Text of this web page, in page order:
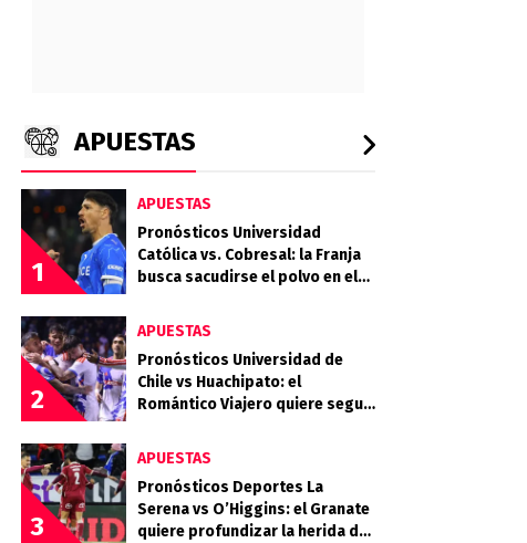
APUESTAS
1
APUESTAS
Pronósticos Universidad
Católica vs. Cobresal: la Franja
busca sacudirse el polvo en el
2
APUESTAS
Pronósticos Universidad de
Chile vs Huachipato: el
Romántico Viajero quiere seguir
3
APUESTAS
Pronósticos Deportes La
Serena vs O’Higgins: el Granate
quiere profundizar la herida del